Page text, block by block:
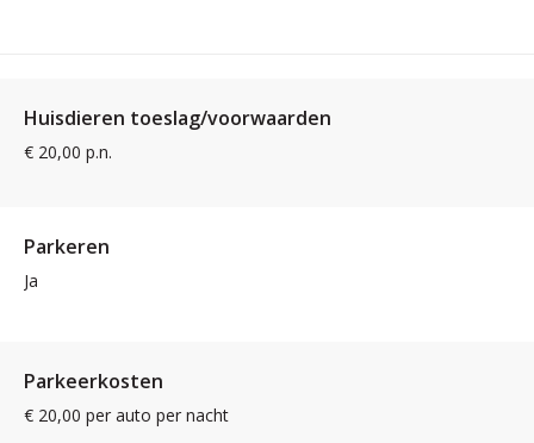
Huisdieren toeslag/voorwaarden
€ 20,00 p.n.
Parkeren
Ja
Parkeerkosten
€ 20,00 per auto per nacht